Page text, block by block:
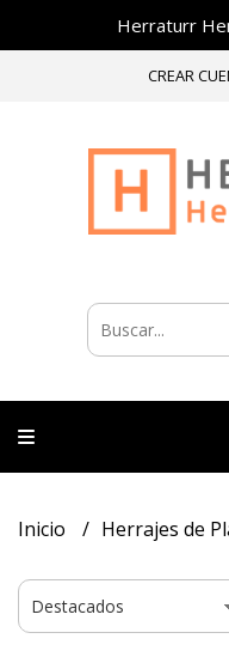
Herraturr
CREAR
Inicio Herrajes de